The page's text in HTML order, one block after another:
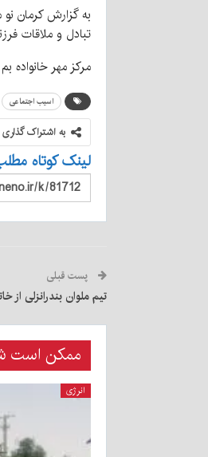
به گزارش کرمان
تبادل و ملاقات
مرکز مهر
اسیب اجتماعی
به اشتراک گذاری
لینک کوتاه
پست قبلی
تیم ملوان بندرانزلی
ممکن است
انرژی